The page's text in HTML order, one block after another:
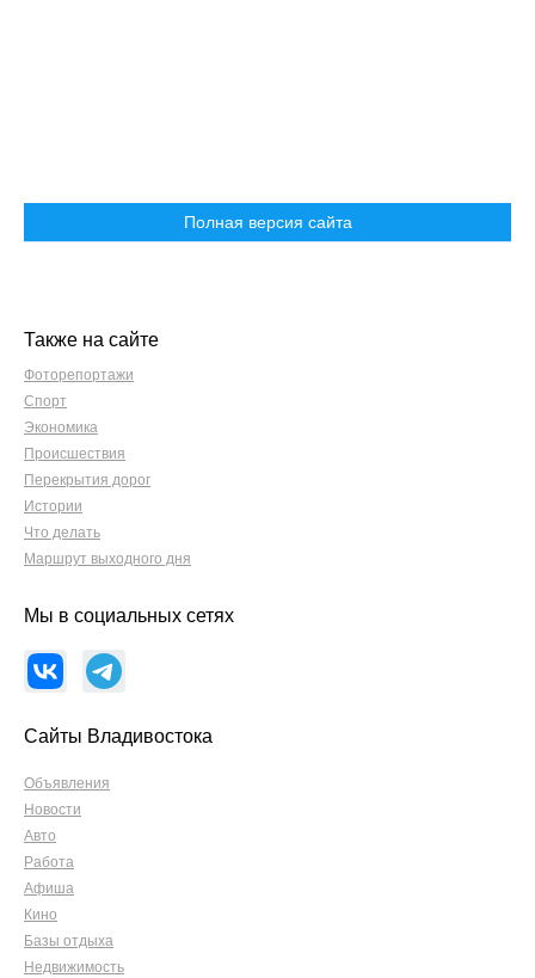
Полная версия сайта
Также на сайте
Фоторепортажи
Спорт
Экономика
Происшествия
Перекрытия дорог
Истории
Что делать
Маршрут выходного дня
Мы в социальных сетях
Сайты Владивостока
Объявления
Новости
Авто
Работа
Афиша
Кино
Базы отдыха
Недвижимость